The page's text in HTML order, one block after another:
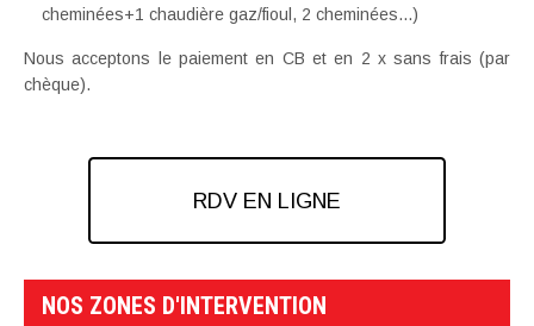
cheminées+1 chaudière gaz/fioul, 2 cheminées...)
Nous acceptons le paiement en CB et en 2 x sans frais (par
chèque).
RDV EN LIGNE
NOS ZONES D'INTERVENTION